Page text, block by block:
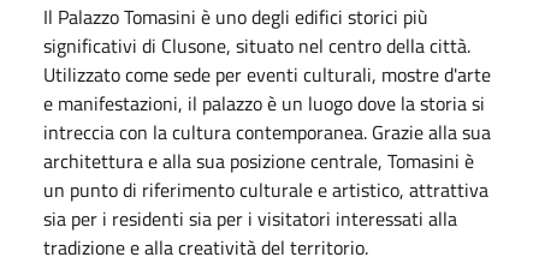
Il Palazzo Tomasini è uno degli edifici storici più
significativi di Clusone, situato nel centro della città.
Utilizzato come sede per eventi culturali, mostre d'arte
e manifestazioni, il palazzo è un luogo dove la storia si
intreccia con la cultura contemporanea. Grazie alla sua
architettura e alla sua posizione centrale, Tomasini è
un punto di riferimento culturale e artistico, attrattiva
sia per i residenti sia per i visitatori interessati alla
tradizione e alla creatività del territorio.